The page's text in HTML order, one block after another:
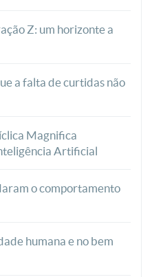
Z: um horizonte a
a falta de curtidas não
Magnifica
Artificial
o comportamento
humana e no bem